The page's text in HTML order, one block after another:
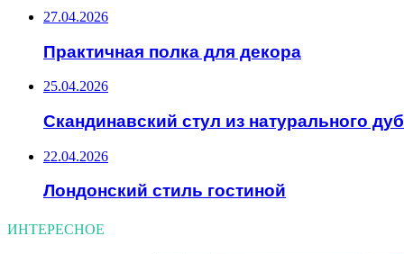
27.04.2026
Практичная полка для декора
25.04.2026
Скандинавский стул из натурального
22.04.2026
Лондонский стиль гостиной
ИНТЕРЕСНОЕ